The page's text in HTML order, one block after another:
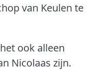
van Keulen te
ook alleen
Nicolaas zijn.